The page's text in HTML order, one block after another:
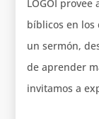
LOGOI
bíblicos en los
un sermón,
de aprender
invitamos a